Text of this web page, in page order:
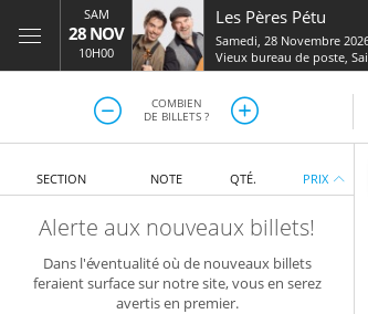
SAM
28 NOV
10H00
Les Pères Pétu
Samedi, 28 Novembre
Vieux bureau de poste,
COMBIEN
DE BILLETS ?
SECTION NOTE QTÉ. PRIX
Alerte aux nouveaux billets!
Dans l'éventualité où de nouveaux billets
feraient surface sur notre site, vous en serez
avertis en premier.